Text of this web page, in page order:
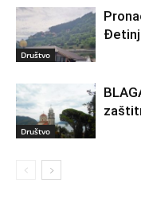
Društvo
Društvo